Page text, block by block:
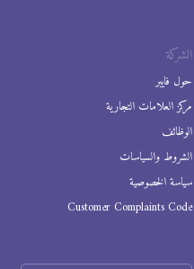
الشركة
حول فايبر
مركز العلامات التجارية
الوظائف
الشروط والسياسات
سياسة الخصوصية
Customer Complaints Code